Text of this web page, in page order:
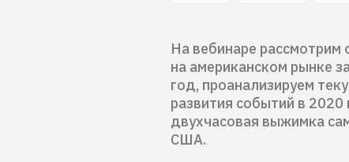
На вебинаре
на американском рынке
год, проанализируем
развития событий в
двухчасовая выжимка
США.